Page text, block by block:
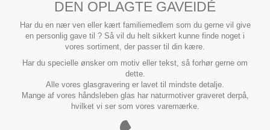
DEN OPLAGTE GAVEIDÉ
Har du en nær ven eller kært familiemedlem som du gerne vil give
en personlig gave til ? Så vil du helt sikkert kunne finde noget i
vores sortiment, der passer til din kære.
Har du specielle ønsker om motiv eller tekst, så forhør gerne om
dette.
Alle vores glasgravering er lavet til mindste detalje.
Mange af vores håndsleben glas har naturmotiver graveret derpå,
hvilket vi ser som vores varemærke.